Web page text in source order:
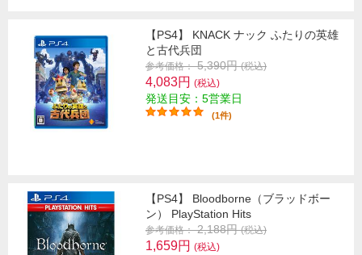
【PS4】 KNACK ナック ふたりの英雄
と古代兵団
参考価格： 5,390円(税込)
4,083円 (税込)
発送目安：5営業日
(1件)
【PS4】 Bloodborne（ブラッドボー
ン） PlayStation Hits
参考価格： 2,188円(税込)
1,659円 (税込)